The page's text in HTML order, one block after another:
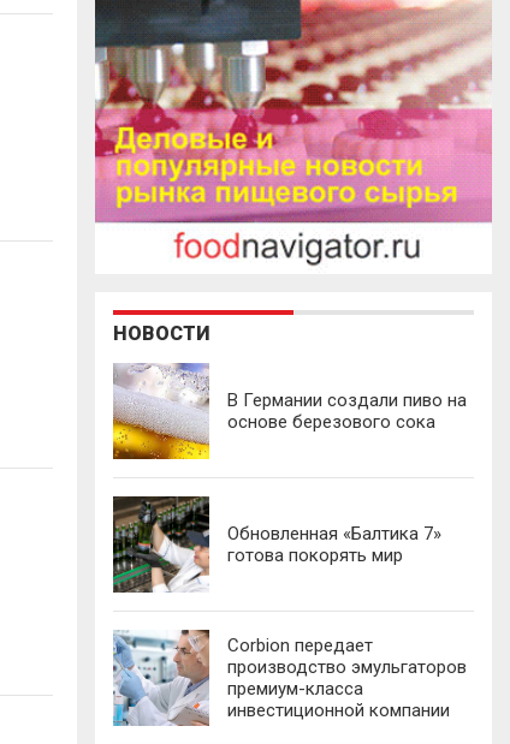
НОВОСТИ
В Германии создали пиво на
основе березового сока
Обновленная «Балтика 7»
готова покорять мир
Corbion передает
производство эмульгаторов
премиум-класса
инвестиционной компании